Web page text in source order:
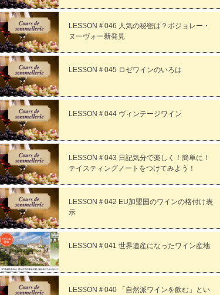
LESSON＃046 人気の秘密は？ボジョレー・
ヌーヴォー新発見
LESSON＃045 ロゼワインのいろは
LESSON＃044 ヴィンテージワイン
LESSON＃043 日記気分で楽しく！簡単に！
テイスティングノートをつけてみよう！
LESSON＃042 EU加盟国のワインの格付け表
示
LESSON＃041 世界遺産になったワイン産地
LESSON＃040 「自然派ワインを飲む」とい